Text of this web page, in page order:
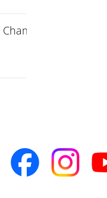
Champignonpfanne